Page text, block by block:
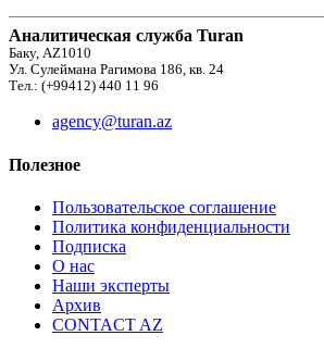
Аналитическая служба Turan
Баку, AZ1010
Ул. Сулеймана Рагимова 186, кв. 24
Тел.: (+99412) 440 11 96
agency@turan.az
Полезное
Пользовательское соглашение
Политика конфиденциальности
Подписка
О нас
Наши эксперты
Архив
CONTACT AZ